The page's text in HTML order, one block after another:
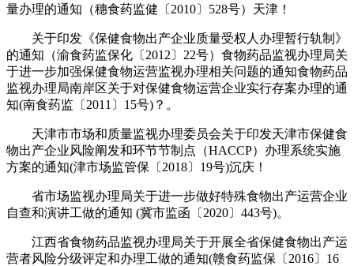
量办理的通知（穗食药监健〔2010〕528号）天津！
关于印发《保健食物出产企业质量受权人办理暂行轨制》
的通知（渝食药监保化〔2012〕22号）食物药品监视办理局关
于进一步加强保健食物运营监视办理相关问题的通知食物药品
监视办理局南岸区关于对保健食物运营企业实行存案办理的通
知(南食药监〔2011〕15号)？。
天津市市场和质量监视办理委员会关于印发天津市保健食
物出产企业风险阐发和环节节制点（HACCP）办理系统实施
方案的通知(津市场监管保〔2018〕19号)沉庆！
省市场监视办理局关于进一步做好特殊食物出产运营企业
自查和演讲工做的通知 (冀市监函〔2020〕443号)。
江西省食物药品监视办理局关于开展全省保健食物出产运
营者风险分级评定和办理工做的通知(赣食药监保〔2016〕16